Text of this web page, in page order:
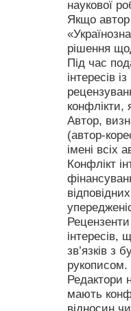
наукової
Якщо автор
рішення
Під час
інтересів
конфлікти,
Автор,
(автор-
імені всіх
Конфлікт
інтересів,
зв’язків з
рукописом.
Редактори
мають